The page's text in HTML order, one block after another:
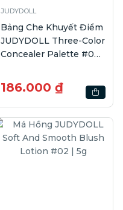
JUDYDOLL
Bảng Che Khuyết Điểm
JUDYDOLL Three-Color
Concealer Palette #02 |
186.000 ₫